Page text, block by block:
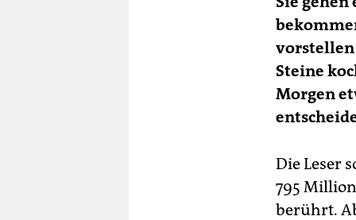
vorstellen
Steine
Morgen
Die Leser
795
berührt.